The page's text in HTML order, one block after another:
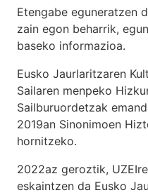
Etengabe eguneratzen
zain egon beharrik,
baseko informazioa.
Eusko Jaurlaritzaren
Sailaren menpeko
Sailburuordetzak
2019an Sinonimoen
hornitzeko.
2022az geroztik,
eskaintzen da Eusko